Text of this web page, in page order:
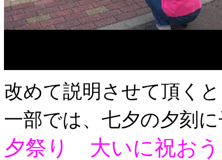
改めて説明させて頂く
一部では、七夕の夕刻
夕祭り 大いに祝お